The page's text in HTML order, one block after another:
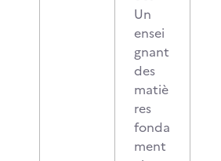
Un
ensei
gnant
des
matiè
res
fonda
ment